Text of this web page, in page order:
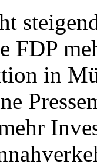
FDP
in